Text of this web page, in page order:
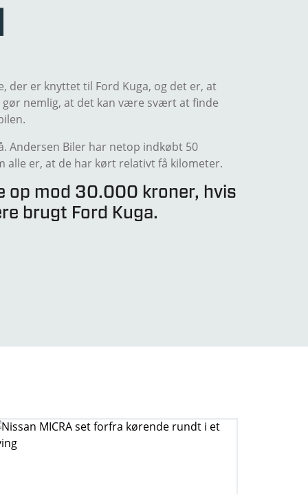
der er knyttet til Ford Kuga, og det er, at
nemlig, at det kan være svært at finde
Andersen Biler har netop indkøbt 50
alle er, at de har kørt relativt få kilometer.
op mod 30.000 kroner, hvis
brugt Ford Kuga.